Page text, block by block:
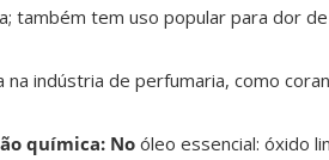
também tem uso popular para dor
na indústria de perfumaria, como
química: No óleo essencial: óxido